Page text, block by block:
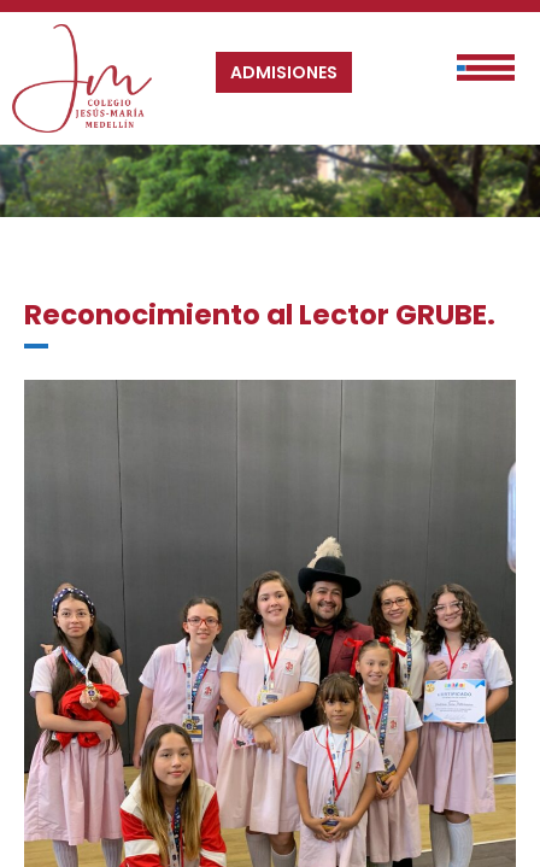
ADMISIONES
Reconocimiento al Lector GRUBE.